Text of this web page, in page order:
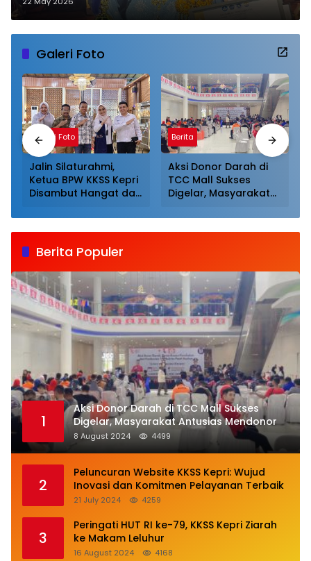
Galeri Foto
Galeri Foto
Jalin Silaturahmi,
Ketua BPW KKSS Kepri
Disambut Hangat dan
Ketua BPW KKSS
Sumut
Berita
Aksi Donor Darah di
TCC Mall Sukses
Digelar, Masyarakat
Berita Populer
1
Aksi Donor Darah di TCC Mall Sukses
Digelar, Masyarakat Antusias Mendonor
8 August 2024 4499
2
Peluncuran Website KKSS Kepri: Wujud
Inovasi dan Komitmen Pelayanan Terbaik
21 July 2024 4259
3
Peringati HUT RI ke-79, KKSS Kepri Ziarah
ke Makam Leluhur
16 August 2024 4168